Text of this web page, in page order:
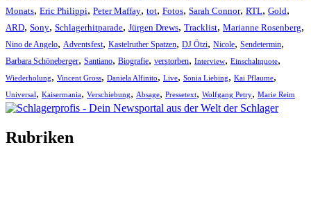
Monats, Eric Philippi, Peter Maffay, tot, Fotos, Sarah Connor, RTL, Gold,
ARD, Sony, Schlagerhitparade, Jürgen Drews, Tracklist, Marianne Rosenberg,
Nino de Angelo, Adventsfest, Kastelruther Spatzen, DJ Ötzi, Nicole, Sendetermin,
Barbara Schöneberger, Santiano, Biografie, verstorben, Interview, Einschaltquote,
Wiederholung, Vincent Gross, Daniela Alfinito, Live, Sonia Liebing, Kai Pflaume,
Universal, Kaisermania, Verschiebung, Absage, Pressetext, Wolfgang Petry, Marie Reim
Rubriken